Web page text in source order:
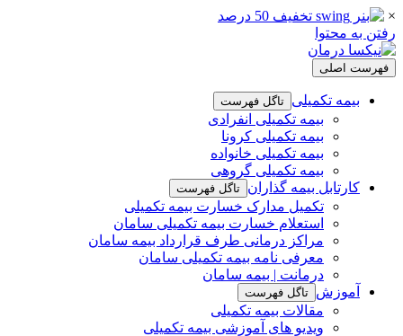
×
رفتن به محتوا
فهرست اصلی
بیمه تکمیلی تاگل فهرست
بیمه تکمیلی انفرادی
بیمه تکمیلی کرونا
بیمه تکمیلی خانواده
بیمه تکمیلی گروهی
کارتابل بیمه گذاران تاگل فهرست
تکمیل مدارک خسارت بیمه تکمیلی
استعلام خسارت بیمه تکمیلی سامان
مراکز درمانی طرف قرارداد بیمه سامان
معرفی نامه بیمه تکمیلی سامان
درمانت | بیمه سامان
آموزش تاگل فهرست
مقالات بیمه تکمیلی
ویدیو های آموزشی بیمه تکمیلی